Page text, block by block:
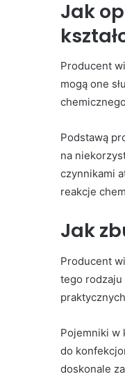
Jak
Producent
mogą one
Podstawą
na
czynnikami
reakcje
Jak
Producent
tego rodzaju
Pojemniki w
do
doskonale